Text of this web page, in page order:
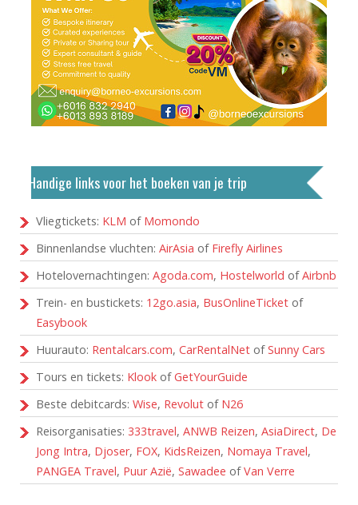
Handige links voor het boeken van je trip
Vliegtickets: KLM of Momondo
Binnenlandse vluchten: AirAsia of Firefly Airlines
Hotelovernachtingen: Agoda.com, Hostelworld ofAirbnb
Trein- en bustickets: 12go.asia, BusOnlineTicket of
Easybook
Huurauto: Rentalcars.com, CarRentalNet ofSunny Cars
Tours en tickets: Klook ofGetYourGuide
Beste debitcards: Wise, Revolut of N26
Reisorganisaties: 333travel, ANWB Reizen, AsiaDirect, De
Jong Intra, Djoser, FOX, KidsReizen, Nomaya Travel,
PANGEA Travel, Puur Azië, Sawadee ofVan Verre